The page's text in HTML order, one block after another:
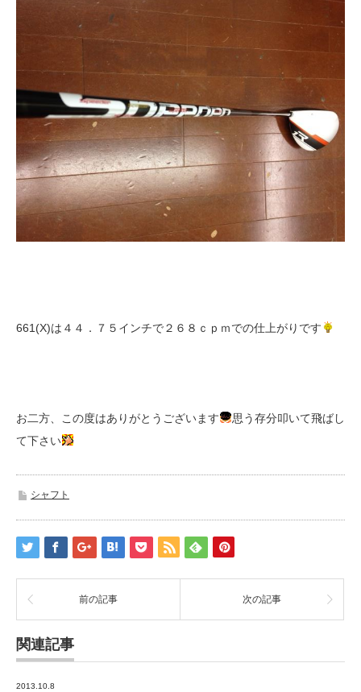
661(X)は４４．７５インチで２６８ｃｐｍでの仕上がりです
お二方、この度はありがとうございます
思う存分叩いて飛ばし
て下さい
シャフト
前の記事 次の記事
関連記事
2013.10.8